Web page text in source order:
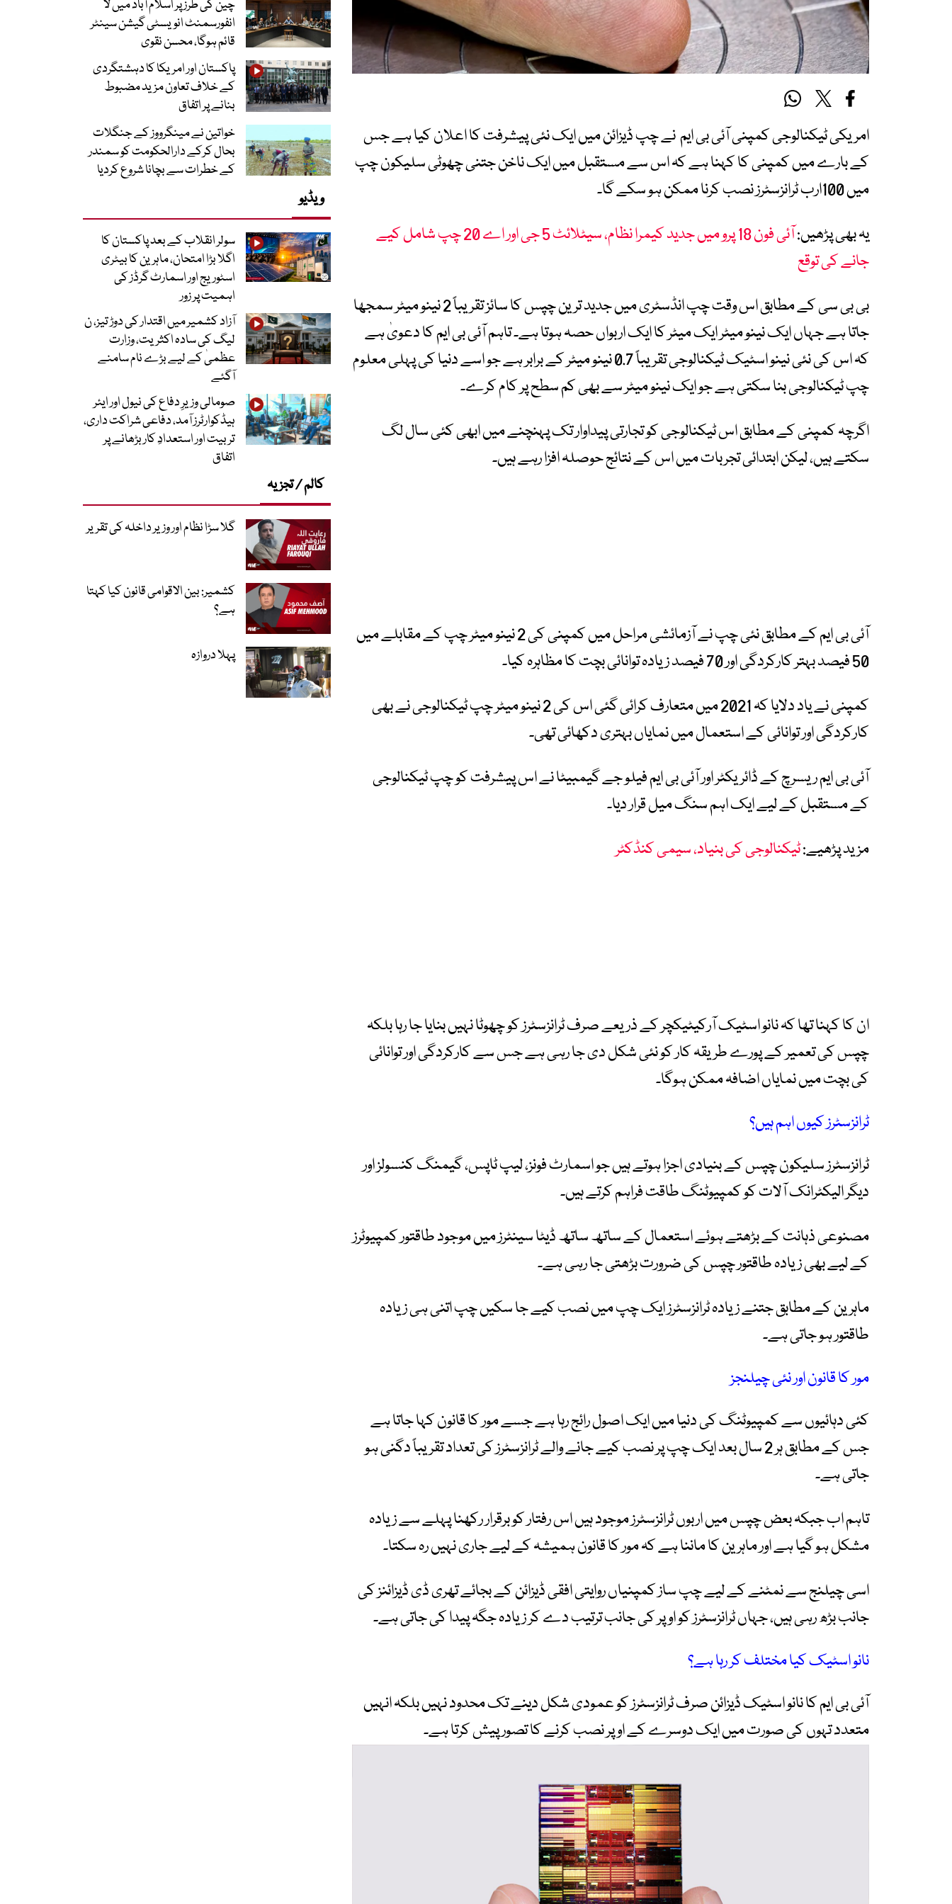
امریکی ٹیکنالوجی کمپنی آئی بی ایم نے چپ ڈیزائن میں ایک نئی پیشرفت کا اعلان کیا ہے جس
کے بارے میں کمپنی کا کہنا ہے کہ اس سے مستقبل میں ایک ناخن جتنی چھوٹی سلیکون چپ
میں 100ارب ٹرانزسٹرز نصب کرنا ممکن ہو سکے گا۔
یہ بھی پڑھیں:
آئی فون 18 پرو میں جدید کیمرا نظام، سیٹلائٹ 5 جی اور اے 20 چپ شامل کیے
جانے کی توقع
بی بی سی کے مطابق اس وقت چپ انڈسٹری میں جدید ترین چپس کا سائز تقریباً 2 نینو میٹر سمجھا
جاتا ہے جہاں ایک نینو میٹر ایک میٹر کا ایک اربواں حصہ ہوتا ہے۔ تاہم آئی بی ایم کا دعویٰ ہے
کہ اس کی نئی نینو اسٹیک ٹیکنالوجی تقریباً 0.7 نینو میٹر کے برابر ہے جو اسے دنیا کی پہلی معلوم
چپ ٹیکنالوجی بنا سکتی ہے جو ایک نینو میٹر سے بھی کم سطح پر کام کرے۔
اگرچہ کمپنی کے مطابق اس ٹیکنالوجی کو تجارتی پیداوار تک پہنچنے میں ابھی کئی سال لگ
سکتے ہیں، لیکن ابتدائی تجربات میں اس کے نتائج حوصلہ افزا رہے ہیں۔
آئی بی ایم کے مطابق نئی چپ نے آزمائشی مراحل میں کمپنی کی 2 نینو میٹر چپ کے مقابلے میں
50 فیصد بہتر کارکردگی اور 70 فیصد زیادہ توانائی بچت کا مظاہرہ کیا۔
کمپنی نے یاد دلایا کہ 2021 میں متعارف کرائی گئی اس کی 2 نینو میٹر چپ ٹیکنالوجی نے بھی
کارکردگی اور توانائی کے استعمال میں نمایاں بہتری دکھائی تھی۔
آئی بی ایم ریسرچ کے ڈائریکٹر اور آئی بی ایم فیلو جے گیمبیٹا نے اس پیشرفت کو چپ ٹیکنالوجی
کے مستقبل کے لیے ایک اہم سنگ میل قرار دیا۔
مزید پڑھیے:ٹیکنالوجی کی بنیاد، سیمی کنڈکٹر
ان کا کہنا تھا کہ نانو اسٹیک آرکیٹیکچر کے ذریعے صرف ٹرانزسٹرز کو چھوٹا نہیں بنایا جا رہا بلکہ
چپس کی تعمیر کے پورے طریقہ کار کو نئی شکل دی جا رہی ہے جس سے کارکردگی اور توانائی
کی بچت میں نمایاں اضافہ ممکن ہوگا۔
ٹرانزسٹرز کیوں اہم ہیں؟
ٹرانزسٹرز سلیکون چپس کے بنیادی اجزا ہوتے ہیں جو اسمارٹ فونز، لیپ ٹاپس، گیمنگ کنسولز اور
دیگر الیکٹرانک آلات کو کمپیوٹنگ طاقت فراہم کرتے ہیں۔
مصنوعی ذہانت کے بڑھتے ہوئے استعمال کے ساتھ ساتھ ڈیٹا سینٹرز میں موجود طاقتور کمپیوٹرز
کے لیے بھی زیادہ طاقتور چپس کی ضرورت بڑھتی جا رہی ہے۔
ماہرین کے مطابق جتنے زیادہ ٹرانزسٹرز ایک چپ میں نصب کیے جا سکیں چپ اتنی ہی زیادہ
طاقتور ہو جاتی ہے۔
مور کا قانون اور نئی چیلنجز
کئی دہائیوں سے کمپیوٹنگ کی دنیا میں ایک اصول رائج رہا ہے جسے مور کا قانون کہا جاتا ہے
جس کے مطابق ہر 2 سال بعد ایک چپ پر نصب کیے جانے والے ٹرانزسٹرز کی تعداد تقریباً دگنی ہو
جاتی ہے۔
تاہم اب جبکہ بعض چپس میں اربوں ٹرانزسٹرز موجود ہیں اس رفتار کو برقرار رکھنا پہلے سے زیادہ
مشکل ہو گیا ہے اور ماہرین کا ماننا ہے کہ مور کا قانون ہمیشہ کے لیے جاری نہیں رہ سکتا۔
اسی چیلنج سے نمٹنے کے لیے چپ ساز کمپنیاں روایتی افقی ڈیزائن کے بجائے تھری ڈی ڈیزائنز کی
جانب بڑھ رہی ہیں، جہاں ٹرانزسٹرز کو اوپر کی جانب ترتیب دے کر زیادہ جگہ پیدا کی جاتی ہے۔
نانو اسٹیک کیا مختلف کر رہا ہے؟
آئی بی ایم کا نانو اسٹیک ڈیزائن صرف ٹرانزسٹرز کو عمودی شکل دینے تک محدود نہیں بلکہ انہیں
متعدد تہوں کی صورت میں ایک دوسرے کے اوپر نصب کرنے کا تصور پیش کرتا ہے۔
چین کی طرز پر اسلام آباد میں لا
انفورسمنٹ انویسٹی گیشن سینٹر
قائم ہوگا، محسن نقوی
پاکستان اور امریکا کا دہشتگردی
کے خلاف تعاون مزید مضبوط
بنانے پر اتفاق
خواتین نے مینگرووز کے جنگلات
بحال کرکے دارالحکومت کو سمندر
کے خطرات سے بچانا شروع کردیا
ویڈیو
سولر انقلاب کے بعد پاکستان کا
اگلا بڑا امتحان، ماہرین کا بیٹری
اسٹوریج اور اسمارٹ گرڈز کی
اہمیت پر زور
آزاد کشمیر میں اقتدار کی دوڑ تیز، ن
لیگ کی سادہ اکثریت، وزارت
عظمیٰ کے لیے بڑے نام سامنے
آگئے
صومالی وزیرِ دفاع کی نیول اور ایئر
ہیڈکوارٹرز آمد، دفاعی شراکت داری،
تربیت اور استعدادِ کار بڑھانے پر
اتفاق
کالم / تجزیہ
گلا سڑا نظام اور وزیر داخلہ کی تقریر
کشمیر: بین الاقوامی قانون کیا کہتا
ہے؟
پہلا دروازہ